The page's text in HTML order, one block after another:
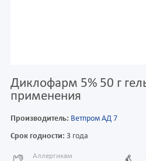
Диклофарм 5% 50 г
применения
Производитель: Ветпром АД 7
Срок годности: 3 года
Аллергикам